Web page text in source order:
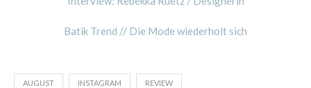
Batik Trend // Die Mode wiederholt sich
AUGUST INSTAGRAM REVIEW